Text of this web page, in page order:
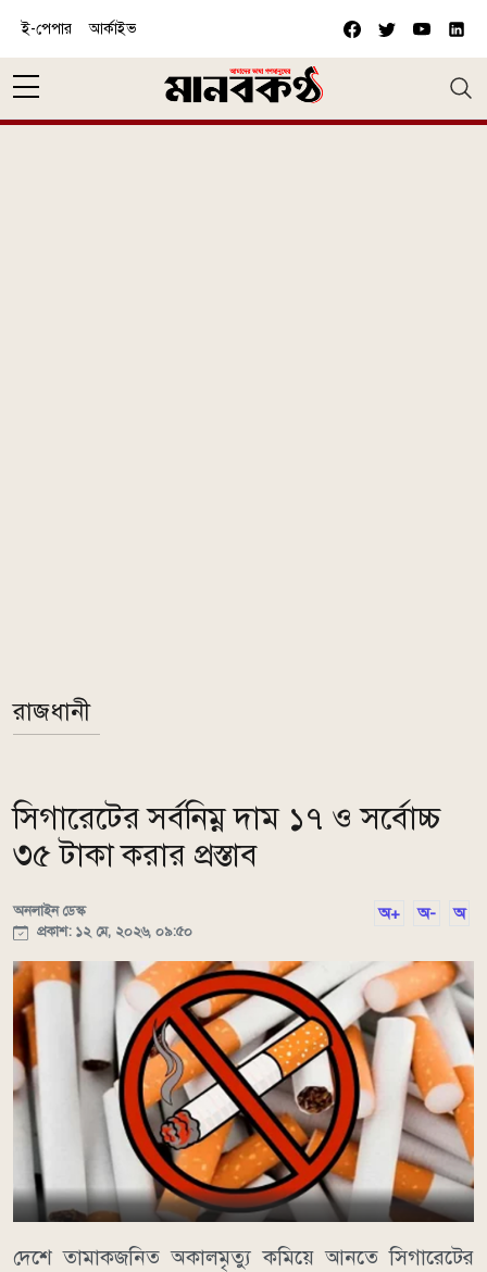
ই-পেপার আর্কাইভ
রাজধানী
সিগারেটের সর্বনিম্ন দাম ১৭ ও সর্বোচ্চ
৩৫ টাকা করার প্রস্তাব
অনলাইন ডেস্ক
প্রকাশ: ১২ মে, ২০২৬, ০৯:৫০
অ+ অ- অ
দেশে তামাকজনিত অকালমৃত্যু কমিয়ে আনতে সিগারেটের